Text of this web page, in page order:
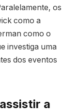
os
como a
como o
investiga uma
dos eventos
a